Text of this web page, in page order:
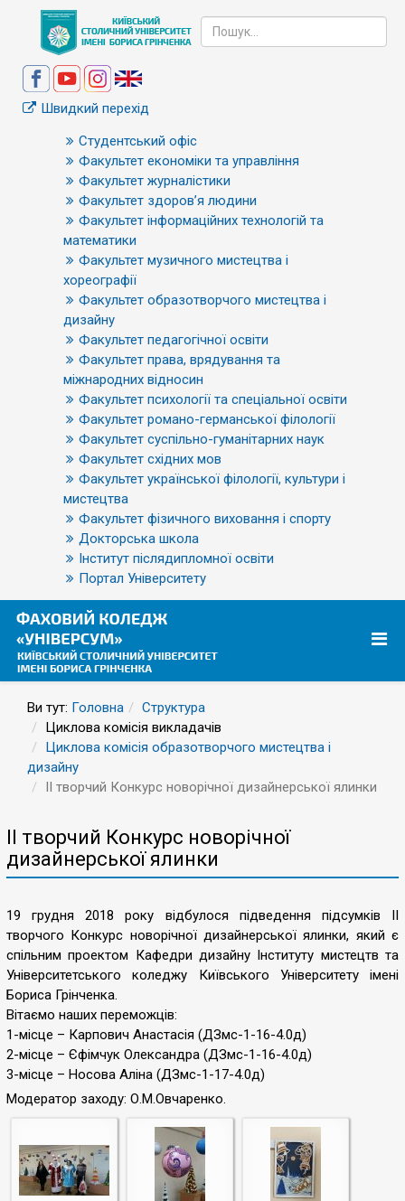
Швидкий перехід
Студентський офіс
Факультет економіки та управління
Факультет журналістики
Факультет здоров’я людини
Факультет інформаційних технологій та
математики
Факультет музичного мистецтва і
хореографії
Факультет образотворчого мистецтва і
дизайну
Факультет педагогічної освіти
Факультет права, врядування та
міжнародних відносин
Факультет психології та спеціальної освіти
Факультет романо-германської філології
Факультет суспільно-гуманітарних наук
Факультет східних мов
Факультет української філології, культури і
мистецтва
Факультет фізичного виховання і спорту
Докторська школа
Інститут післядипломної освіти
Портал Університету
Ви тут: Головна
Структура
Циклова комісія викладачів
Циклова комісія образотворчого мистецтва і
дизайну
ІІ творчий Конкурс новорічної дизайнерської ялинки
ІІ творчий Конкурс новорічної
дизайнерської ялинки
19 грудня 2018 року відбулося підведення підсумків ІІ
творчого Конкурс новорічної дизайнерської ялинки, який є
спільним проектом Кафедри дизайну Інституту мистецтв та
Університетського коледжу Київського Університету імені
Бориса Грінченка.
Вітаємо наших переможців:
1-місце – Карпович Анастасія (ДЗмс-1-16-4.0д)
2-місце – Єфімчук Олександра (ДЗмс-1-16-4.0д)
3-місце – Носова Аліна (ДЗмс-1-17-4.0д)
Модератор заходу: О.М.Овчаренко.